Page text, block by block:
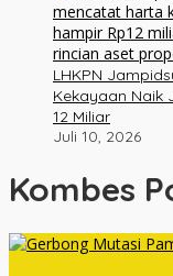
LHKPN
Kekayaan Naik
12 Miliar
Juli 10, 2026
Kombes